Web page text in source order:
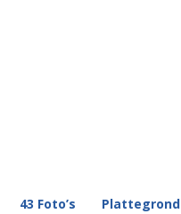
43 Foto’s Plattegrond